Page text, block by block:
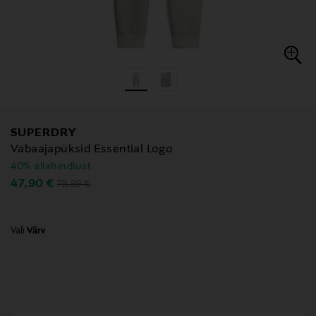
SUPERDRY
Vabaajapüksid Essential Logo
40% allahindlust
Discounted Price
47,90 € Original Price
79,99 €
Vali Värv